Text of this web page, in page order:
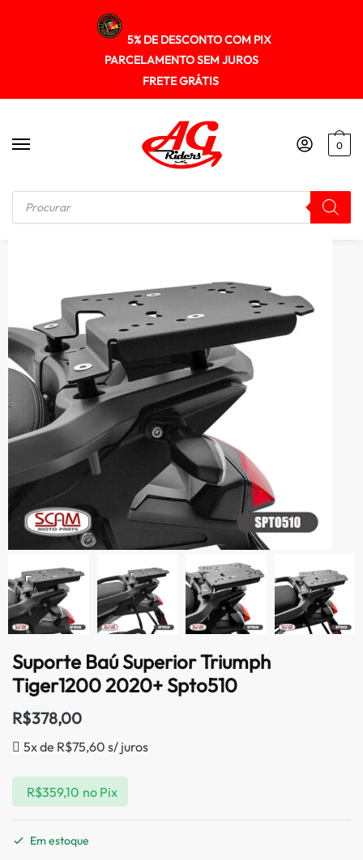
5% DE DESCONTO COM PIX
PARCELAMENTO SEM JUROS
FRETE GRÁTIS
0
Início / SUPORTE DE BAU Suporte Baú Superior Triumph Tiger1200 2020+ Spto510
Suporte Baú Superior Triumph
Tiger1200 2020+ Spto510
R$378,00
5x de R$75,60 s/ juros
R$359,10 no Pix
Em estoque